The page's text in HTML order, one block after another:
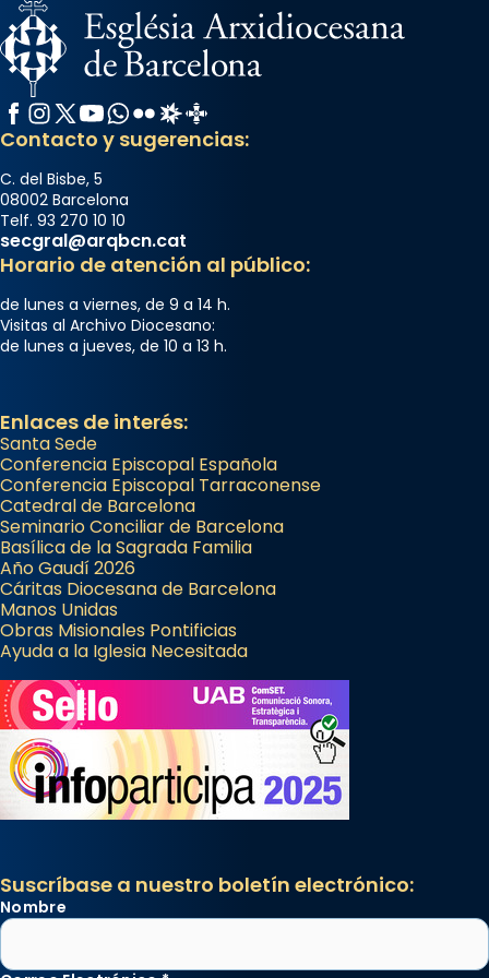
Memòria de les santes Juliana i
Semproniana, verges i màrtirs.
Acompanyant la història de sant Cugat, a
partir de l’Edat Mitjana sorgeix la tradició
que les santes Juliana (“relatiu a Júlia”) i
Semproniana (“relatiu a Semprònia =
eterna”) són deixebles seves. I l’any 1667, el
frare Joan Gaspar Roig, afirma en una obra
que les santes són filles de l’antiga Iluro.
Mataró en reivindicarà les relíq
...Ver más
Foto
Facebook
Instagram
X / Twitter
YouTube
WhatsApp
FlickrRadio Estel
Catalunya Cristiana
Contacto y sugerencias:
C. del Bisbe, 5
08002 Barcelona
Telf. 93 270 10 10
secgral@arqbcn.cat
Horario de atención al público:
de lunes a viernes, de 9 a 14 h.
Visitas al Archivo Diocesano:
de lunes a jueves, de 10 a 13 h.
Enlaces de interés:
Santa Sede
Conferencia Episcopal Española
Conferencia Episcopal Tarraconense
Catedral de Barcelona
Seminario Conciliar de Barcelona
Basílica de la Sagrada Familia
Año Gaudí 2026
Cáritas Diocesana de Barcelona
Manos Unidas
Obras Misionales Pontificias
Ayuda a la Iglesia Necesitada
Suscríbase a nuestro boletín electrónico:
Nombre